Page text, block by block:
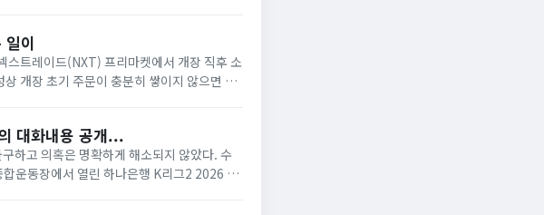
이
스트레이드(NXT) 프리마켓에서 개장 직후 소
개장 초기 주문이 충분히 쌓이지 않으면 적
대화내용 공개...
하고 의혹은 명확하게 해소되지 않았다. 수
운동장에서 열린 하나은행 K리그2 2026 20